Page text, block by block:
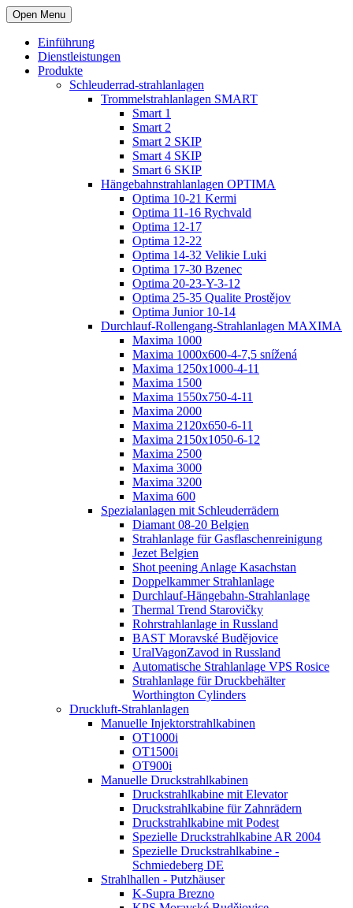
Open Menu
Einführung
Dienstleistungen
Produkte
Schleuderrad-strahlanlagen
Trommelstrahlanlagen SMART
Smart 1
Smart 2
Smart 2 SKIP
Smart 4 SKIP
Smart 6 SKIP
Hängebahnstrahlanlagen OPTIMA
Optima 10-21 Kermi
Optima 11-16 Rychvald
Optima 12-17
Optima 12-22
Optima 14-32 Velikie Luki
Optima 17-30 Bzenec
Optima 20-23-Y-3-12
Optima 25-35 Qualite Prostějov
Optima Junior 10-14
Durchlauf-Rollengang-Strahlanlagen MAXIMA
Maxima 1000
Maxima 1000x600-4-7,5 snížená
Maxima 1250x1000-4-11
Maxima 1500
Maxima 1550x750-4-11
Maxima 2000
Maxima 2120x650-6-11
Maxima 2150x1050-6-12
Maxima 2500
Maxima 3000
Maxima 3200
Maxima 600
Spezialanlagen mit Schleuderrädern
Diamant 08-20 Belgien
Strahlanlage für Gasflaschenreinigung
Jezet Belgien
Shot peening Anlage Kasachstan
Doppelkammer Strahlanlage
Durchlauf-Hängebahn-Strahlanlage
Thermal Trend Starovičky
Rohrstrahlanlage in Russland
BAST Moravské Budějovice
UralVagonZavod in Russland
Automatische Strahlanlage VPS Rosice
Strahlanlage für Druckbehälter
Worthington Cylinders
Druckluft-Strahlanlagen
Manuelle Injektorstrahlkabinen
OT1000i
OT1500i
OT900i
Manuelle Druckstrahlkabinen
Druckstrahlkabine mit Elevator
Druckstrahlkabine für Zahnrädern
Druckstrahlkabine mit Podest
Spezielle Druckstrahlkabine AR 2004
Spezielle Druckstrahlkabine -
Schmiedeberg DE
Strahlhallen - Putzhäuser
K-Supra Brezno